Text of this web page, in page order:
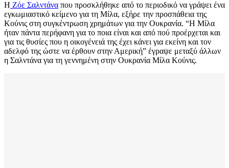
Η Ζόε Σαλντάνα που προσκλήθηκε από το περιοδικό να γράψει ένα
εγκωμιαστικό κείμενο για τη Μίλα, εξήρε την προσπάθεια της
Κούνις στη συγκέντρωση χρημάτων για την Ουκρανία. “Η Μίλα
ήταν πάντα περήφανη για το ποια είναι και από πού προέρχεται και
για τις θυσίες που η οικογένειά της έχει κάνει για εκείνη και τον
αδελφό της ώστε να έρθουν στην Αμερική” έγραψε μεταξύ άλλων
η Σαλντάνα για τη γεννημένη στην Ουκρανία Μίλα Κούνις.